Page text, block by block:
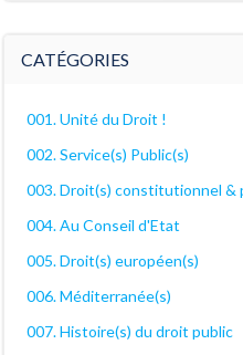
CATÉGORIES
001. Unité du Droit !
002. Service(s) Public(s)
003. Droit(s) constitutionnel &
004. Au Conseil d'Etat
005. Droit(s) européen(s)
006. Méditerranée(s)
007. Histoire(s) du droit public